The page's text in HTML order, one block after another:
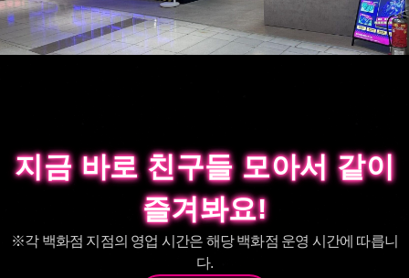
지금 바로 친구들 모아서 같이
즐겨봐요!
지금 바로 친구들 모아서 같이
즐겨봐요!
※각 백화점 지점의 영업 시간은 해당 백화점 운영 시간에 따릅니
다.